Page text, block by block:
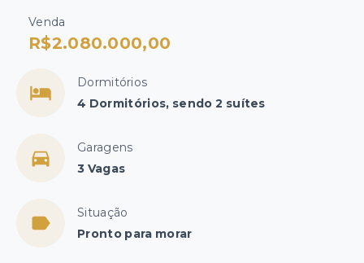
Venda
R$2.080.000,00
Dormitórios
4 Dormitórios, sendo 2 suítes
Garagens
3 Vagas
Situação
Pronto para morar